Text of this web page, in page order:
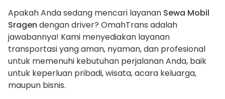
Apakah Anda sedang mencari layanan Sewa Mobil
Sragen dengan driver? OmahTrans adalah
jawabannya! Kami menyediakan layanan
transportasi yang aman, nyaman, dan profesional
untuk memenuhi kebutuhan perjalanan Anda, baik
untuk keperluan pribadi, wisata, acara keluarga,
maupun bisnis.